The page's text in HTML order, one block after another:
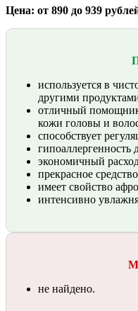
Цена: от 890 до 939
используется в
другими
отличный помощник
кожи головы и
способствует
гипоаллергенность
экономичный
прекрасное
имеет свойство
интенсивно
не найдено.